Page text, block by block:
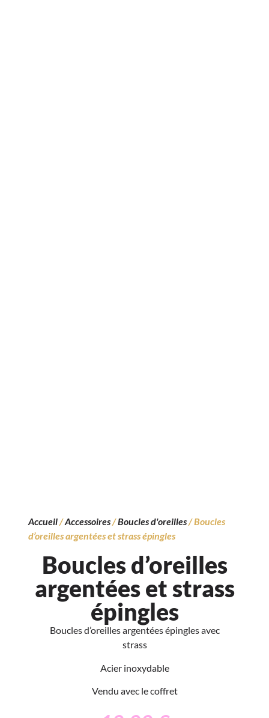
Accueil/Accessoires/Boucles d'oreilles/ Boucles
d’oreilles argentées et strass épingles
Boucles d’oreilles
argentées et strass
épingles
Boucles d’oreilles argentées épingles avec
strass
Acier inoxydable
Vendu avec le coffret